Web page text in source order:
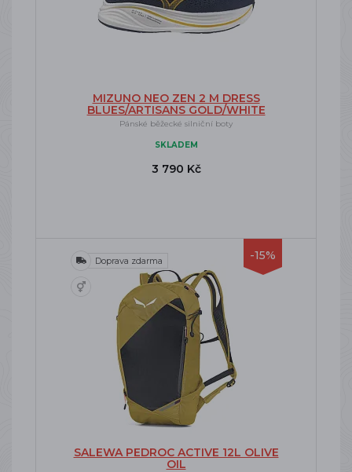
MIZUNO NEO ZEN 2 M DRESS
BLUES/ARTISANS GOLD/WHITE
Pánské běžecké silniční boty
SKLADEM
3 790 Kč
-15%
Doprava zdarma
SALEWA PEDROC ACTIVE 12L OLIVE
OIL